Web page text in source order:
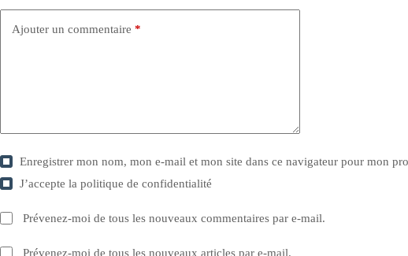
Ajouter un commentaire *
Enregistrer mon nom, mon e-mail et mon site dans ce navigateur pour mon
J’accepte lapolitique de confidentialité
Prévenez-moi de tous les nouveaux commentaires par e-mail.
Prévenez-moi de tous les nouveaux articles par e-mail.